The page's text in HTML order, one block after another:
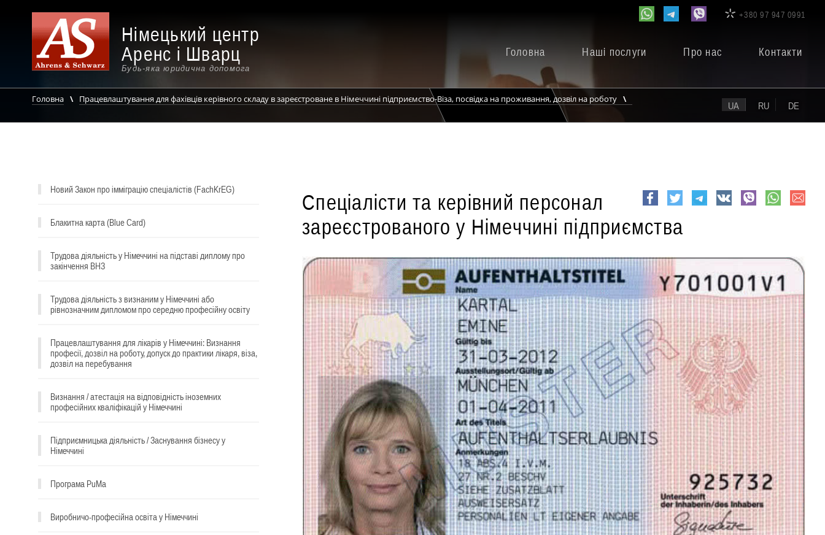
Німецький центр
Аренс і Шварц
Будь-яка юридична допомога
+380 97 947 0991
Головна Наші послуги Про нас Контакти
UA RU DE
Головна Працевлаштування для фахівців керівного складу в зареєстроване в Німеччині підприємство-Віза, посвідка на проживання, дозвіл на роботу
Новий Закон про імміграцію спеціалістів (FachKrEG)
Блакитна карта (Blue Card)
Трудова діяльність у Німеччині на підставі диплому про
закінчення ВНЗ
Трудова діяльність з визнаним у Німеччині або
рівнозначним дипломом про середню професійну освіту
Працевлаштування для лікарів у Німеччині: Визнання
професії, дозвіл на роботу, допуск до практики лікаря, віза,
дозвіл на перебування
Визнання / атестація на відповідність іноземних
професійних кваліфікацій у Німеччині
Підприємницька діяльність / Заснування бізнесу у
Німеччині
Програма PuMa
Виробничо-професійна освіта у Німеччині
Спеціалісти та керівний персонал
зареєстрованого у Німеччині підприємства